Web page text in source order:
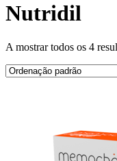
Nutridil
A mostrar todos os 4